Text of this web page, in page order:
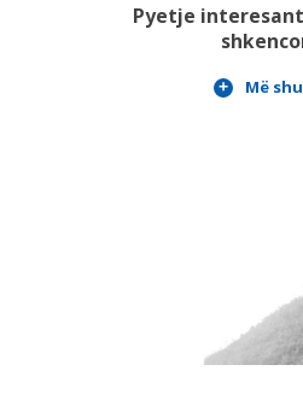
Pyetje
Më